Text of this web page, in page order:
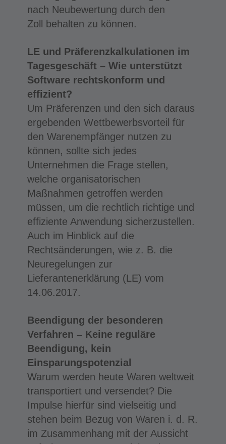
nach Neubewertung durch den
Zoll behalten zu können.
LE und Präferenzkalkulationen im
Tagesgeschäft – Wie unterstützt
Software rechtskonform und
effizient?
Um Präferenzen und den sich daraus
ergebenden Wettbewerbsvorteil für
den Warenempfänger nutzen zu
können, sollte sich jedes
Unternehmen die Frage stellen,
welche organisatorischen
Maßnahmen getroffen werden
müssen, um die rechtlich richtige und
effiziente Anwendung sicherzustellen.
Auch im Hinblick auf die
Rechtsänderungen, wie z. B. die
Neuregelungen zur
Lieferantenerklärung (LE) vom
14.06.2017.
Beendigung der besonderen
Verfahren – Keine reguläre
Beendigung, kein
Einsparungspotenzial
Warum werden heute Waren weltweit
transportiert und versendet? Die
Impulse hierfür sind vielseitig und
stehen beim Bezug von Waren i. d. R.
im Zusammenhang mit der Aussicht